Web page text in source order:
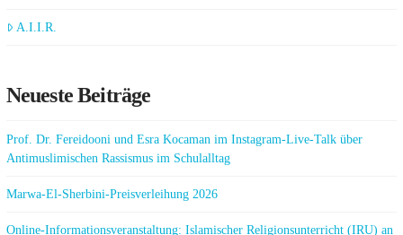
A.I.I.R.
Neueste Beiträge
Prof. Dr. Fereidooni und Esra Kocaman im Instagram-Live-Talk über
Antimuslimischen Rassismus im Schulalltag
Marwa-El-Sherbini-Preisverleihung 2026
Online-Informationsveranstaltung: Islamischer Religionsunterricht (IRU) an